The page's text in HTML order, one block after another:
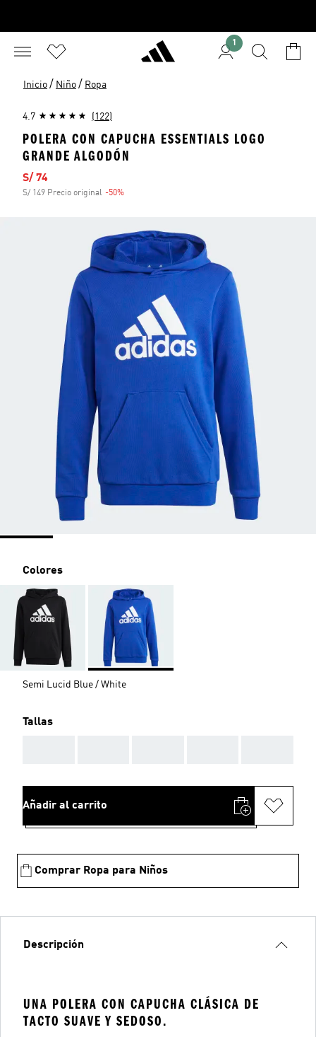
1
Inicio / Niño / Ropa
4.7 (122)
POLERA CON CAPUCHA ESSENTIALS LOGO
GRANDE ALGODÓN
Precio de venta
S/ 74
S/ 149 Precio original -50%
Colores
Semi Lucid Blue / White
Tallas
Añadir al carrito
Comprar Ropa para Niños
Descripción
UNA POLERA CON CAPUCHA CLÁSICA DE
TACTO SUAVE Y SEDOSO.